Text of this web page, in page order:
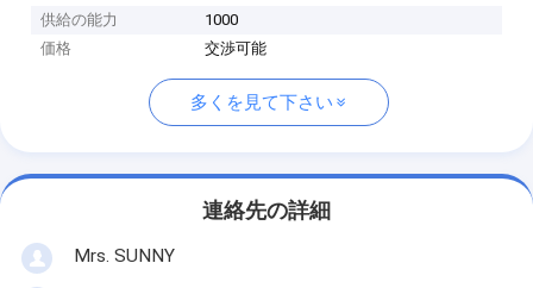
供給の能力
1000
価格
交渉可能
多くを見て下さい
連絡先の詳細
Mrs. SUNNY